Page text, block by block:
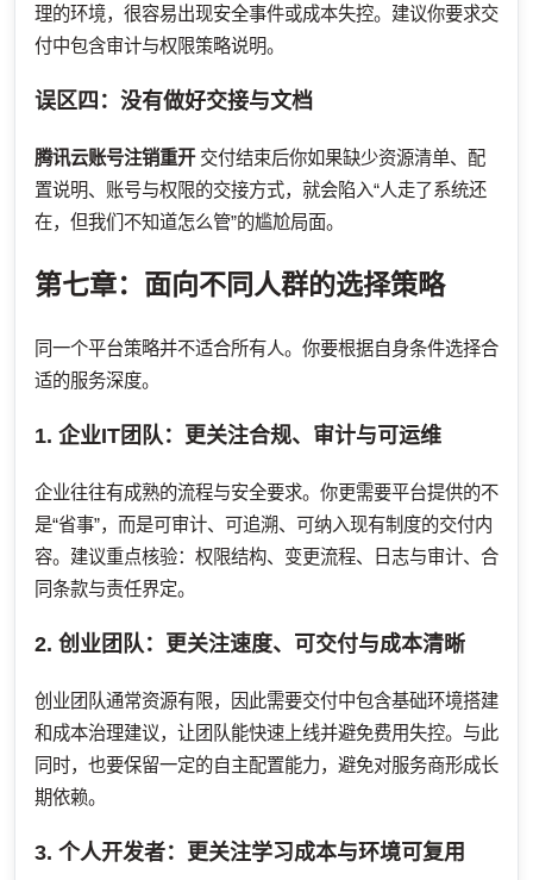
理的环境，很容易出现安全事件或成本失控。建议你要求交
付中包含审计与权限策略说明。
误区四：没有做好交接与文档
腾讯云账号注销重开交付结束后你如果缺少资源清单、配
置说明、账号与权限的交接方式，就会陷入“人走了系统还
在，但我们不知道怎么管”的尴尬局面。
第七章：面向不同人群的选择策略
同一个平台策略并不适合所有人。你要根据自身条件选择合
适的服务深度。
1. 企业IT团队：更关注合规、审计与可运维
企业往往有成熟的流程与安全要求。你更需要平台提供的不
是“省事”，而是可审计、可追溯、可纳入现有制度的交付内
容。建议重点核验：权限结构、变更流程、日志与审计、合
同条款与责任界定。
2. 创业团队：更关注速度、可交付与成本清晰
创业团队通常资源有限，因此需要交付中包含基础环境搭建
和成本治理建议，让团队能快速上线并避免费用失控。与此
同时，也要保留一定的自主配置能力，避免对服务商形成长
期依赖。
3. 个人开发者：更关注学习成本与环境可复用